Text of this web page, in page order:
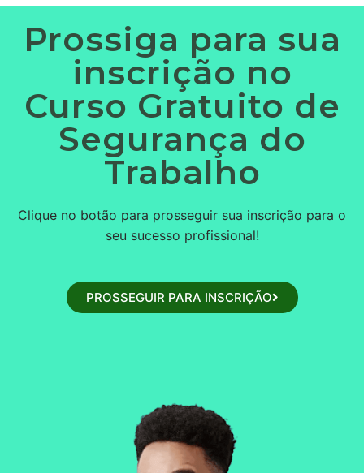
Prossiga para sua
inscrição no
Curso Gratuito de
Segurança do
Trabalho
Clique no botão para prosseguir sua inscrição para o
seu sucesso profissional!
PROSSEGUIR PARA INSCRIÇÃO